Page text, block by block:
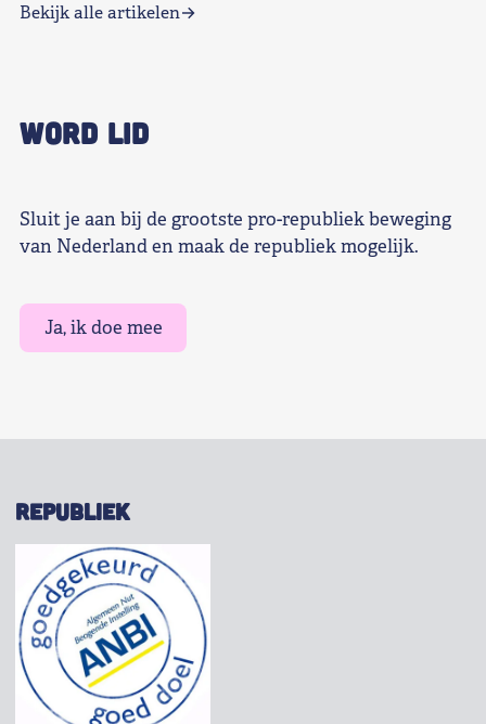
Bekijk alle artikelen
WORD LID
Sluit je aan bij de grootste pro-republiek beweging
van Nederland en maak de republiek mogelijk.
Ja, ik doe mee
REPUBLIEK